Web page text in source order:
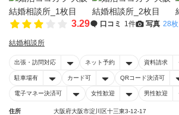
3.29 口コミ 1件 写真 28枚
結婚相談所
出張・訪問対応 ネット予約 資料請求
駐車場有 カード可 QRコード決済可
電子マネー決済可 女性歓迎 男性歓迎
住所
大阪府大阪市淀川区十三東3-12-17